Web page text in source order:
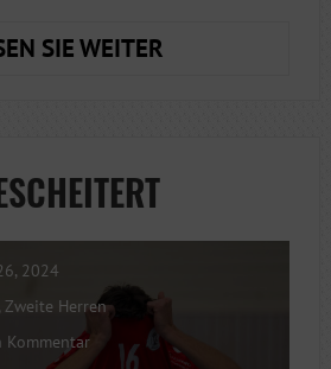
SIE WEITERINTERVIEW
2024
Zweite Herren
Kommentar